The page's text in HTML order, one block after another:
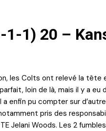
1) 20 –
les Colts ont relevé la tête
loin de là, mais il y a eu
enfin pu compter sur
pris des
Jelani Woods. Les 2